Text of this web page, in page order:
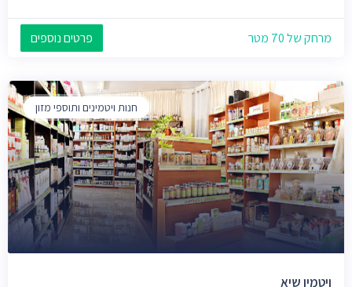
מרחק של 70 מטר פרטים נוספים
חנות ויטמינים ותוספי מזון
ויטמין שיא